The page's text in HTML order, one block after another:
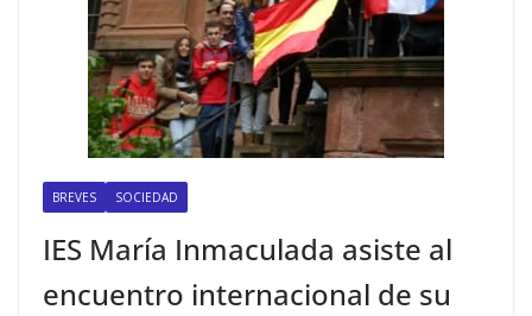
BREVES SOCIEDAD
IES María Inmaculada asiste al
encuentro internacional de su